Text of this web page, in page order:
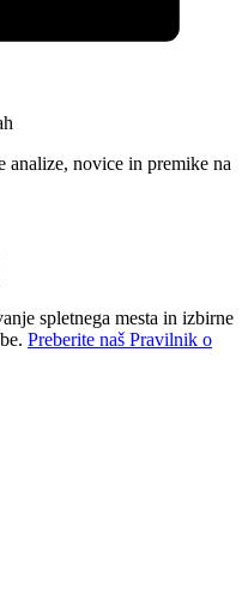
novice in premike na
spletnega mesta in izbirne
Preberite naš Pravilnik o